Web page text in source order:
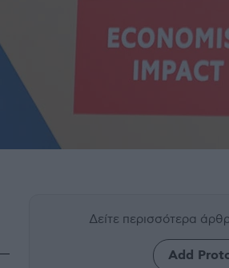
Δείτε περισσότερα
Add